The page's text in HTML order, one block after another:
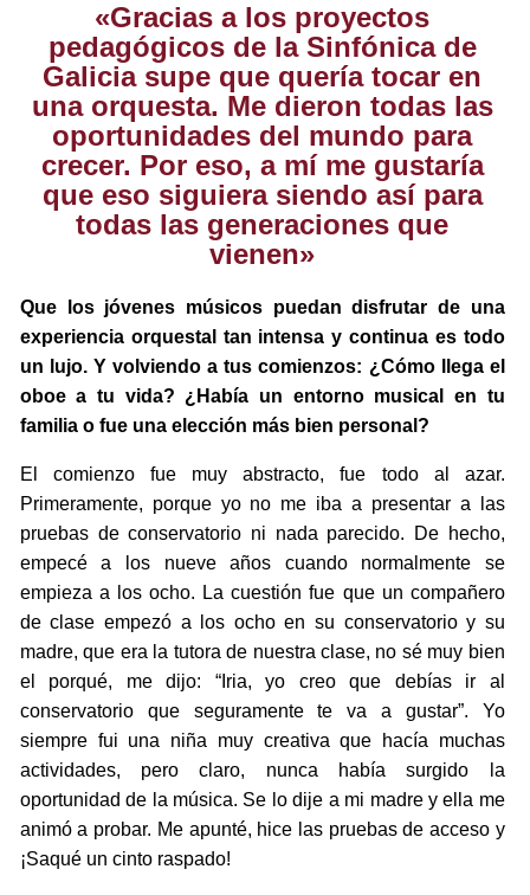
«Gracias a los proyectos
pedagógicos de la Sinfónica de
Galicia supe que quería tocar en
una orquesta. Me dieron todas las
oportunidades del mundo para
crecer. Por eso, a mí me gustaría
que eso siguiera siendo así para
todas las generaciones que
vienen»
Que los jóvenes músicos puedan disfrutar de una
experiencia orquestal tan intensa y continua es todo
un lujo. Y volviendo a tus comienzos: ¿Cómo llega el
oboe a tu vida? ¿Había un entorno musical en tu
familia o fue una elección más bien personal?
El comienzo fue muy abstracto, fue todo al azar.
Primeramente, porque yo no me iba a presentar a las
pruebas de conservatorio ni nada parecido. De hecho,
empecé a los nueve años cuando normalmente se
empieza a los ocho. La cuestión fue que un compañero
de clase empezó a los ocho en su conservatorio y su
madre, que era la tutora de nuestra clase, no sé muy bien
el porqué, me dijo: “Iria, yo creo que debías ir al
conservatorio que seguramente te va a gustar”. Yo
siempre fui una niña muy creativa que hacía muchas
actividades, pero claro, nunca había surgido la
oportunidad de la música. Se lo dije a mi madre y ella me
animó a probar. Me apunté, hice las pruebas de acceso y
¡Saqué un cinto raspado!